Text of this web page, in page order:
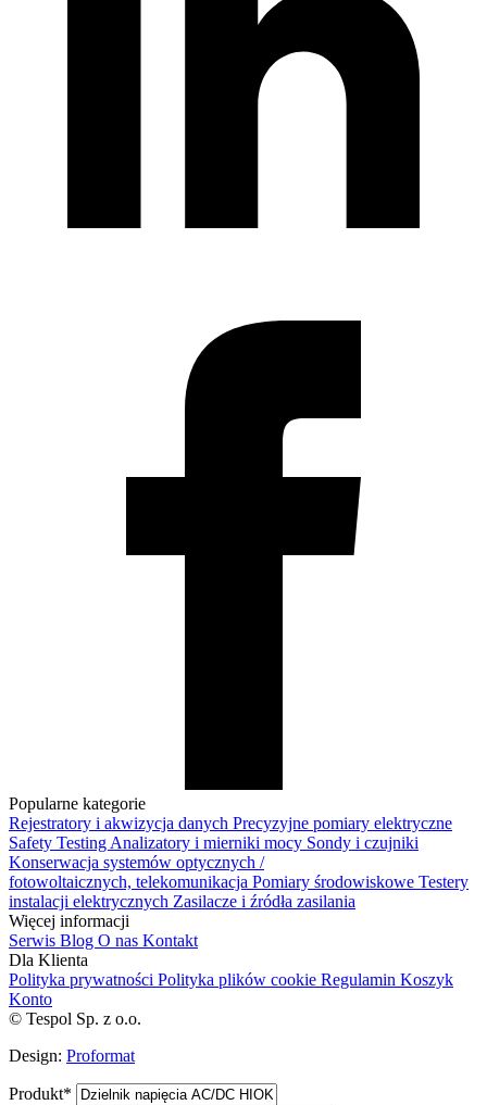
Popularne kategorie
Rejestratory i akwizycja danych Precyzyjne pomiary elektryczne
Safety TestingAnalizatory i mierniki mocy Sondy i czujniki
Konserwacja systemów optycznych /
fotowoltaicznych, telekomunikacja Pomiary środowiskowe Testery
instalacji elektrycznych Zasilacze i źródła zasilania
Więcej informacji
Serwis Blog O nas Kontakt
Dla Klienta
Polityka prywatności Polityka plików cookie Regulamin Koszyk
Konto
© Tespol Sp. z o.o.
Design: Proformat
Produkt*